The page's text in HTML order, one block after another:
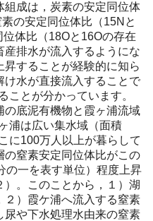
成は，炭素の安定同位体
の安定同位体比（15Nと
体比（18Oと16Oの存在
産排水が流入するようにな
することが経験的に知ら
け水が直接流入することで
ことが分かっています。
底泥有機物と霞ヶ浦流域
浦は広い集水域（面積
に100万人以上が暮らして
の窒素安定同位体比がこの
一を表す単位）程度上昇
）。このことから，１）湖
２）霞ケ浦へ流入する窒素
や下水処理水由来の窒素